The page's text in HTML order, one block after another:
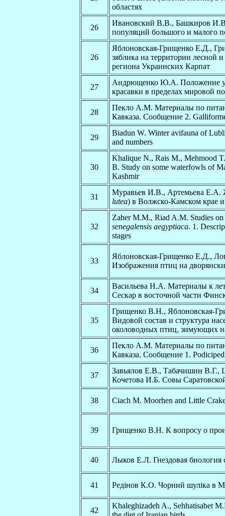
областях
26
Ивановский В.В., Башкиров
популяций большого и малого
26
Яблоновская-Грищенко Е.Д.,
зяблика на территории лесной
региона Украинских Карпат
27
Андрющенко Ю.А. Положение
красавки в пределах мировой
28
Пекло А.М. Материалы по
Кавказа. Сообщение 2.
29
Biadun W. Winter avifauna of
and numbers
30
Khalique N., Rais M., Mehmood
B. Study on some waterfowls of
Kashmir
31
Муравьев И.В., Артемьева Е.А.
lutea) в Волжско-Камском крае
32
Zaher M.M., Riad A.M. Studies
senegalensis aegyptiaca. 1.
stages
33
Яблоновская-Грищенко Е.Д.,
Изображения птиц на
34
Васильева Н.А. Материалы к
Сескар в восточной части
35
Грищенко В.Н., Яблоновская-
Видовой состав и структура
околоводных птиц, зимующих
36
Пекло А.М. Материалы по
Кавказа. Сообщение 1.
37
Завьялов Е.В., Табачишин
Кочетова И.Б. Совы
38 Ciach M. Moorhen and Little
39 Грищенко В.Н. К вопросу о
40 Лыков Е.Л. Гнездовая биология
41 Редінов К.О. Чорний шуліка в
42
Khaleghizadeh A., Sehhatisabet